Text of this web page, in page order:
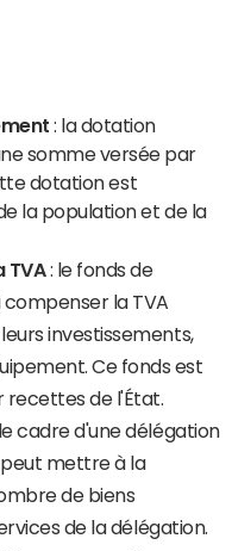
: la dotation
somme versée par
dotation est
la population et de la
TVA: le fonds de
la TVA
investissements,
Ce fonds est
de l'État.
cadre d'une délégation
mettre à la
de biens
de la délégation.